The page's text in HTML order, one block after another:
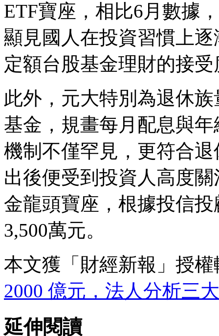
ETF寶座，相比6月數據
顯見國人在投資習慣上
定額台股基金理財的接
此外，元大特別為退休
基金，規畫每月配息與
機制不僅罕見，更符合
出後便受到投資人高度
金龍頭寶座，根據投信
3,500萬元。
本文獲「財經新報」授
2000 億元，法人分析三
延伸閱讀